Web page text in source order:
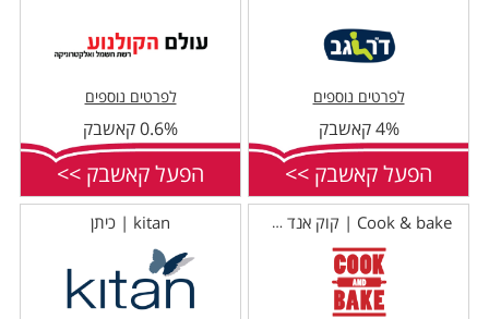
לפרטים נוספים
4% קאשבק
הפעל קאשבק >>
לפרטים נוספים
0.6% קאשבק
הפעל קאשבק >>
Cook & bake | קוק אנד בייק kitan | כיתן